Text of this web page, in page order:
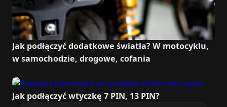
Jak podłączyć dodatkowe światła? W motocyklu,
w samochodzie, drogowe, cofania
Jak podłączyć wtyczkę 7 PIN, 13 PIN?